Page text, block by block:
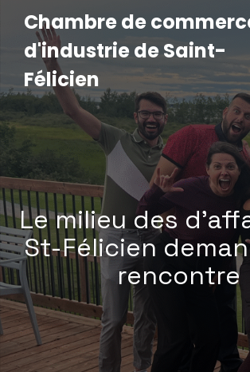
Chambre de
d'industrie de Saint-
Félicien
Le milieu des
St-Félicien
rencontre